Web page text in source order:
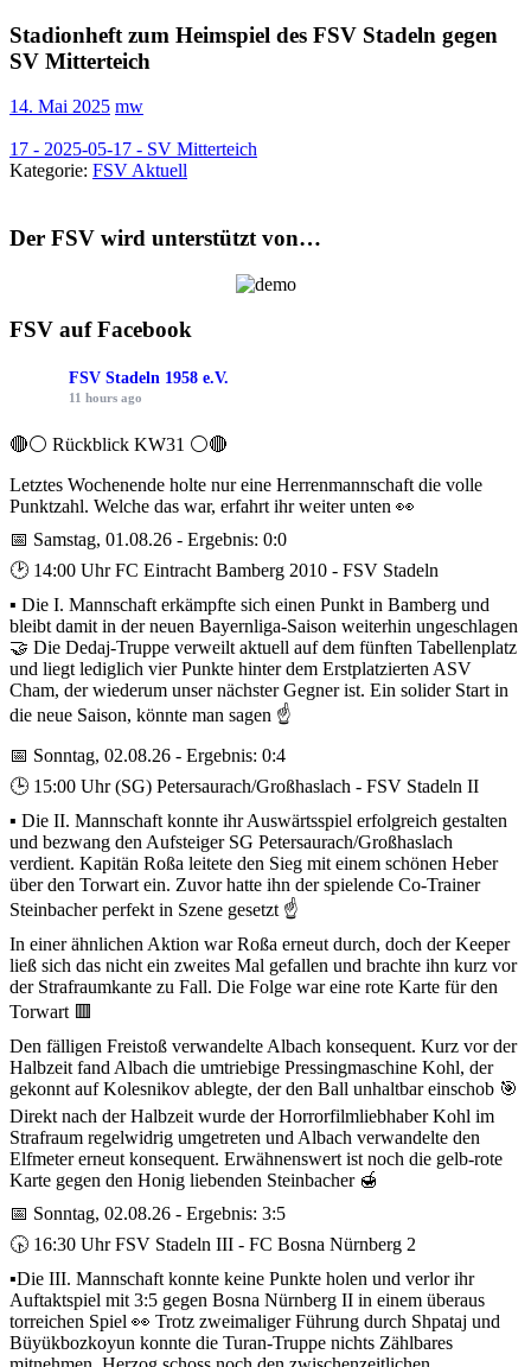
Stadionheft zum Heimspiel des FSV Stadeln gegen
SV Mitterteich
14. Mai 2025 mw
17 - 2025-05-17 - SV Mitterteich
Kategorie: FSV Aktuell
Der FSV wird unterstützt von…
FSV auf Facebook
FSV Stadeln 1958 e.V.
11 hours ago
🔴⚪ Rückblick KW31 ⚪️🔴
Letztes Wochenende holte nur eine Herrenmannschaft die volle
Punktzahl. Welche das war, erfahrt ihr weiter unten 👀
📅 Samstag, 01.08.26 - Ergebnis: 0:0
🕑 14:00 Uhr FC Eintracht Bamberg 2010 - FSV Stadeln
▪️ Die I. Mannschaft erkämpfte sich einen Punkt in Bamberg und
bleibt damit in der neuen Bayernliga-Saison weiterhin ungeschlagen
🤝 Die Dedaj-Truppe verweilt aktuell auf dem fünften Tabellenplatz
und liegt lediglich vier Punkte hinter dem Erstplatzierten ASV
Cham, der wiederum unser nächster Gegner ist. Ein solider Start in
die neue Saison, könnte man sagen ☝️
📅 Sonntag, 02.08.26 - Ergebnis: 0:4
🕒 15:00 Uhr (SG) Petersaurach/Großhaslach - FSV Stadeln II
▪️ Die II. Mannschaft konnte ihr Auswärtsspiel erfolgreich gestalten
und bezwang den Aufsteiger SG Petersaurach/Großhaslach
verdient. Kapitän Roßa leitete den Sieg mit einem schönen Heber
über den Torwart ein. Zuvor hatte ihn der spielende Co-Trainer
Steinbacher perfekt in Szene gesetzt ☝️
In einer ähnlichen Aktion war Roßa erneut durch, doch der Keeper
ließ sich das nicht ein zweites Mal gefallen und brachte ihn kurz vor
der Strafraumkante zu Fall. Die Folge war eine rote Karte für den
Torwart 🟥
Den fälligen Freistoß verwandelte Albach konsequent. Kurz vor der
Halbzeit fand Albach die umtriebige Pressingmaschine Kohl, der
gekonnt auf Kolesnikov ablegte, der den Ball unhaltbar einschob 🎯
Direkt nach der Halbzeit wurde der Horrorfilmliebhaber Kohl im
Strafraum regelwidrig umgetreten und Albach verwandelte den
Elfmeter erneut konsequent. Erwähnenswert ist noch die gelb-rote
Karte gegen den Honig liebenden Steinbacher 🍯
📅 Sonntag, 02.08.26 - Ergebnis: 3:5
🕟 16:30 Uhr FSV Stadeln III - FC Bosna Nürnberg 2
▪️Die III. Mannschaft konnte keine Punkte holen und verlor ihr
Auftaktspiel mit 3:5 gegen Bosna Nürnberg II in einem überaus
torreichen Spiel 👀 Trotz zweimaliger Führung durch Shpataj und
Büyükbozkoyun konnte die Turan-Truppe nichts Zählbares